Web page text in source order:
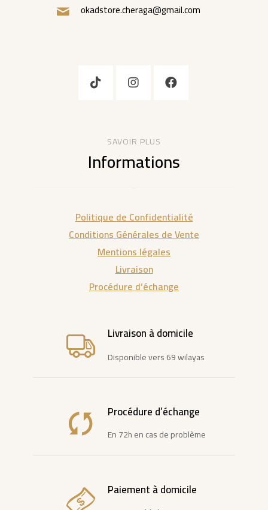
okadstore.cheraga@gmail.com
SAVOIR PLUS
Informations
Politique de Confidentialité
Conditions Générales de Vente
Mentions légales
Livraison
Procédure d’échange
Livraison à domicile
Disponible vers 69 wilayas
Procédure d’échange
En 72h en cas de problème
Paiement à domicile